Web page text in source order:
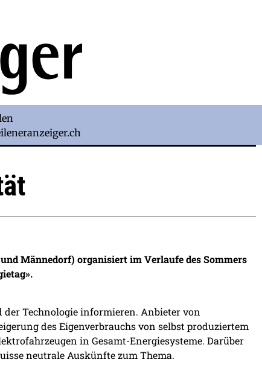
Männedorf) organisiert im Verlaufe des Sommers
Technologie informieren. Anbieter von
des Eigenverbrauchs von selbst produziertem
in Gesamt-Energiesysteme. Darüber
neutrale Auskünfte zum Thema.